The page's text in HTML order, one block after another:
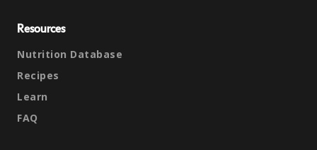
Resources
Nutrition Database
Recipes
Learn
FAQ